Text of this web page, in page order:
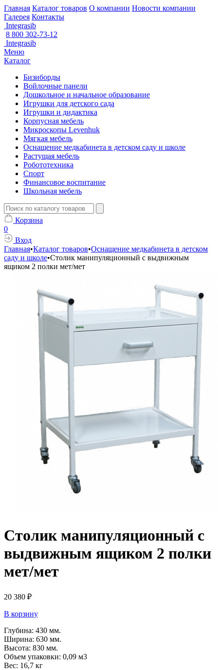
Главная Каталог товаров О компании Новости компании
Галерея Контакты
Integrasib
8 800 302-73-12
Integrasib
Меню
Каталог
Бизиборды
Войлочные панели
Дошкольное и начальное образование
Игрушки для детского сада
Игрушки и дидактика
Корпусная мебель
Микроскопы Levenhuk
Мягкая мебель
Оснащение медкабинета в детском саду и школе
Растущая мебель
Робототехника
Спорт
Финансовое воспитание
Школьная мебель
Корзина
0
Вход
Главная•Каталог товаров•Оснащение медкабинета в детском
саду и школе•Столик манипуляционный с выдвижным
ящиком 2 полки мет/мет
Столик манипуляционный с
выдвижным ящиком 2 полки
мет/мет
20 380 ₽
В корзину
Глубина: 430 мм.
Ширина: 630 мм.
Высота: 830 мм.
Объем упаковки: 0,09 м3
Вес: 16,7 кг